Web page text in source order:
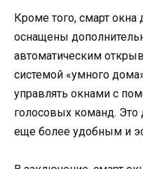
Кроме того, смарт окна
оснащены
автоматическим
системой «умного
управлять окнами с
голосовых команд. Это
еще более удобным и